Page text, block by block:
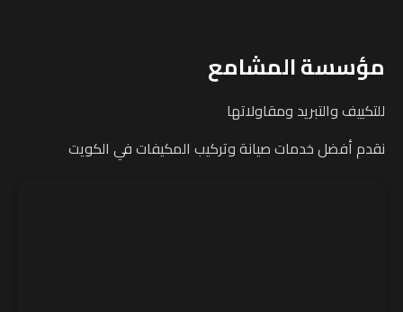
مؤسسة المشامع
للتكييف والتبريد ومقاولاتها
نقدم أفضل خدمات صيانة وتركيب المكيفات في الكويت